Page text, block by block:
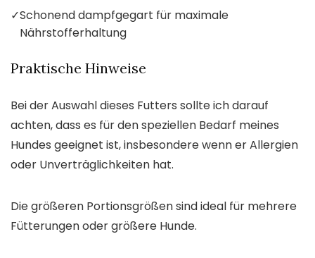
✓Schonend dampfgegart für maximale
Nährstofferhaltung
Praktische Hinweise
Bei der Auswahl dieses Futters sollte ich darauf
achten, dass es für den speziellen Bedarf meines
Hundes geeignet ist, insbesondere wenn er Allergien
oder Unverträglichkeiten hat.
Die größeren Portionsgrößen sind ideal für mehrere
Fütterungen oder größere Hunde.